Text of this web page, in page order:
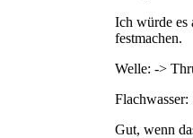
Ich würde es
festmachen.
Welle: ->
Gut, wenn